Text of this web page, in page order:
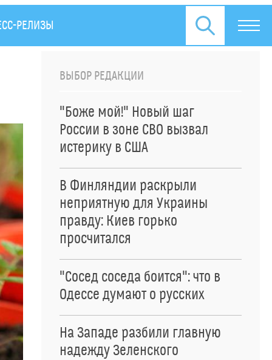
РЕЛИЗЫ
ВЫБОР РЕДАКЦИИ
"Боже мой!" Новый шаг
России в зоне СВО вызвал
истерику в США
В Финляндии раскрыли
неприятную для Украины
правду: Киев горько
просчитался
"Сосед соседа боится": что в
Одессе думают о русских
На Западе разбили главную
надежду Зеленского